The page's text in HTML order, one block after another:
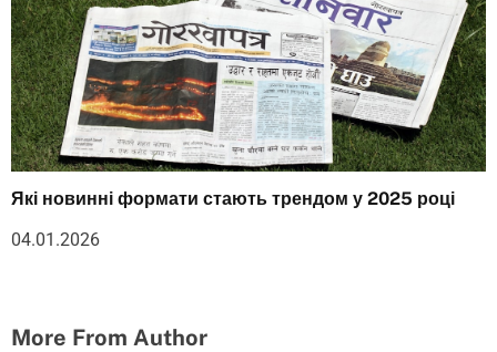
Які новинні формати стають трендом у 2025 році
04.01.2026
More From Author